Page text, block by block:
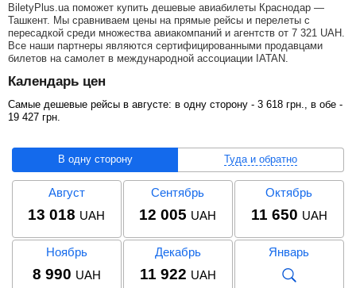
BiletyPlus.ua поможет купить дешевые авиабилеты Краснодар —
Ташкент. Мы сравниваем цены на прямые рейсы и перелеты с
пересадкой среди множества авиакомпаний и агентств от 7 321 UAH
Все наши партнеры являются сертифицированными продавцами
билетов на самолет в международной ассоциации IATAN.
Календарь цен
Самые дешевые рейсы в августе: в одну сторону - 3 618 грн ., в обе -
19 427 грн
В одну сторону Туда и обратно
Август
13 018 UAH
Сентябрь
12 005 UAH
Октябрь
11 650 UAH
Ноябрь
8 990 UAH
Декабрь
11 922 UAH
Январь